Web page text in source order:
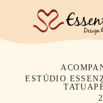
ESTÚDIO